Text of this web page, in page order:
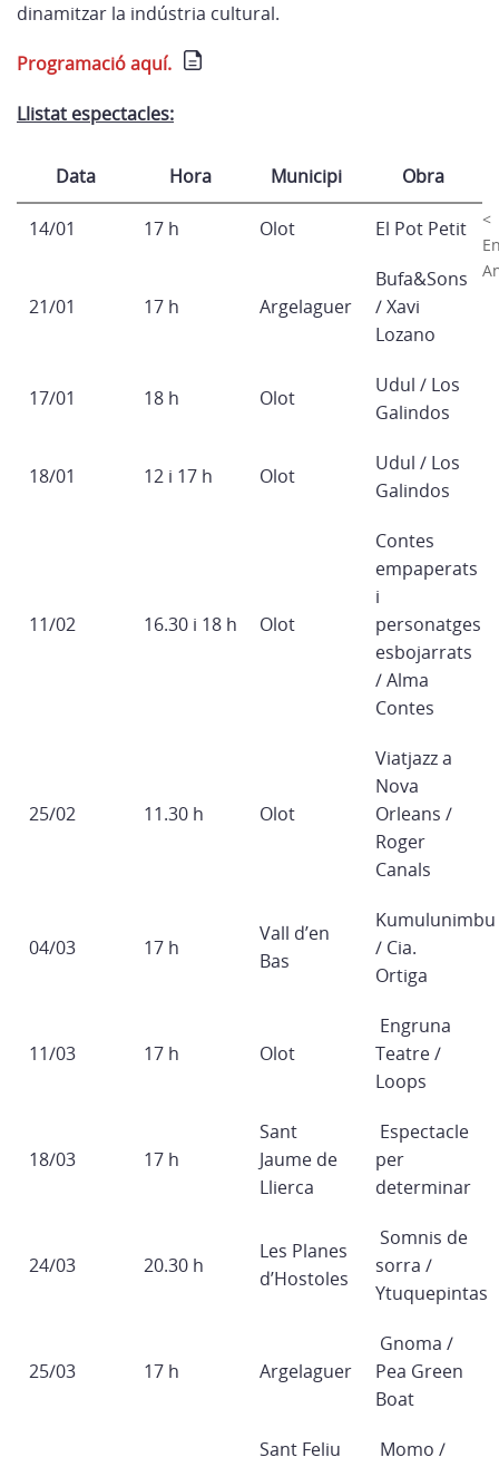
dinamitzar la indústria cultural.
Programació aquí.
Llistat espectacles:
Data Hora Municipi Obra
14/01 17 h Olot El Pot Petit
21/01 17 h Argelaguer
Bufa&Sons
/ Xavi
Lozano
17/01 18 h Olot
Udul / Los
Galindos
18/01 12 i 17 h Olot
Udul / Los
Galindos
11/02 16.30 i 18 h Olot
Contes
empaperats
i
personatges
esbojarrats
/ Alma
Contes
25/02 11.30 h Olot
Viatjazz a
Nova
Orleans /
Roger
Canals
04/03 17 h
Vall d’en
Bas
Kumulunimbu
/ Cia.
Ortiga
11/03 17 h Olot
Engruna
Teatre /
Loops
18/03 17 h
Sant
Jaume de
Llierca
Espectacle
per
determinar
24/03 20.30 h
Les Planes
d’Hostoles
Somnis de
sorra /
Ytuquepintas
25/03 17 h Argelaguer
Gnoma /
Pea Green
Boat
Sant Feliu
Momo /
<